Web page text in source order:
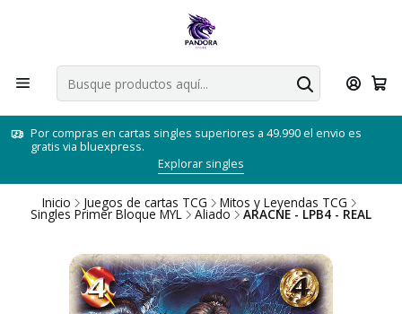
Por compras en cartas singles superiores a 49.990 el envio es
gratis via bluexpress.
Explorar singles
Inicio Juegos de cartas TCG Mitos y Leyendas TCG
Singles Primer Bloque MYL Aliado ARACNE - LPB4 - REAL